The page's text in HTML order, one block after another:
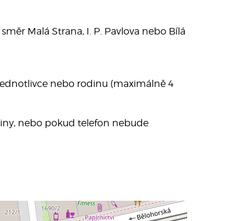
Malá Strana, I. P. Pavlova nebo Bílá
nebo rodinu (maximálně 4
nebo pokud telefon nebude